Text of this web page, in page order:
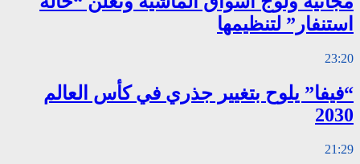
استنفار” لتنظيمها
23:20
“فيفا” يلوح بتغيير جذري في كأس العالم
2030
21:29